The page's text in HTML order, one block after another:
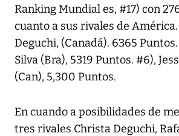
Ranking Mundial es, #17) con
cuanto a sus rivales de
Deguchi, (Canadá). 6365
Silva (Bra), 5319 Puntos. #6),
(Can), 5,300 Puntos.
En cuando a posibilidades de
tres rivales Christa Deguchi,